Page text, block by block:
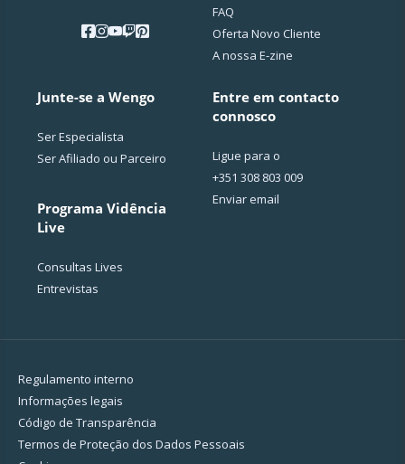
FAQ
Oferta Novo Cliente
A nossa E-zine
Junte-se a Wengo
Ser Especialista
Ser Afiliado ou Parceiro
Programa Vidência
Live
Consultas Lives
Entrevistas
Entre em contacto
connosco
Ligue para o
+351 308 803 009
Enviar email
Regulamento interno
Informações legais
Código de Transparência
Termos de Proteção dos Dados Pessoais